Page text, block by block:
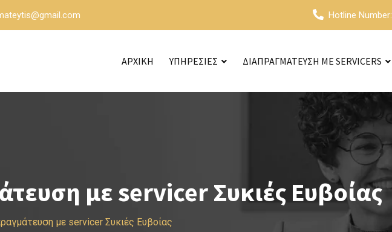
Hotline Number:
ΑΡΧΙΚΗ ΥΠΗΡΕΣΙΕΣ ΔΙΑΠΡΑΓΜΑΤΕΥΣΗ ΜΕ SERVICERS
με servicer Συκιές Ευβοίας
με servicer Συκιές Ευβοίας